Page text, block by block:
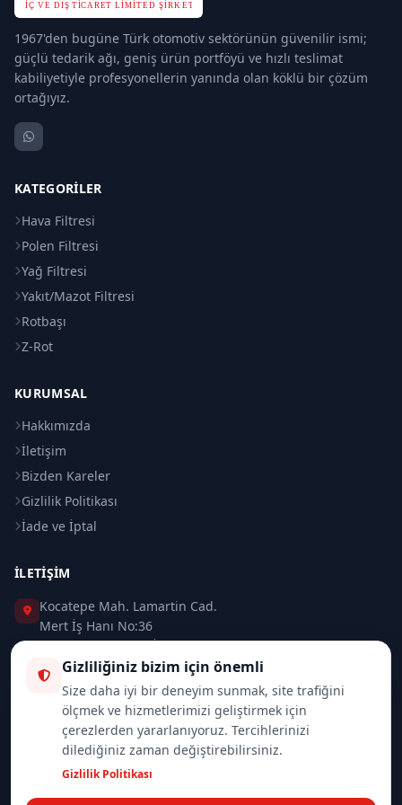
1967'den bugüne Türk otomotiv sektörünün güvenilir ismi;
güçlü tedarik ağı, geniş ürün portföyü ve hızlı teslimat
kabiliyetiyle profesyonellerin yanında olan köklü bir çözüm
ortağıyız.
KATEGORILER
Hava Filtresi
Polen Filtresi
Yağ Filtresi
Yakıt/Mazot Filtresi
Rotbaşı
Z-Rot
KURUMSAL
Hakkımızda
İletişim
Bizden Kareler
Gizlilik Politikası
İade ve İptal
İLETIŞIM
Kocatepe Mah. Lamartin Cad.
Mert İş Hanı No:36
Taksim / Beyoğlu / İSTANBUL
0 (212) 235 37 83
0 (532) 418 08 46
info@merttrade.com
Gizliliğiniz bizim için önemli
Size daha iyi bir deneyim sunmak, site trafiğini
ölçmek ve hizmetlerimizi geliştirmek için
çerezlerden yararlanıyoruz. Tercihlerinizi
dilediğiniz zaman değiştirebilirsiniz.
Gizlilik Politikası